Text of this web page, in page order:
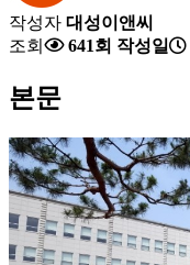
작성자 대성이앤씨
조회
641회 작성일
본문